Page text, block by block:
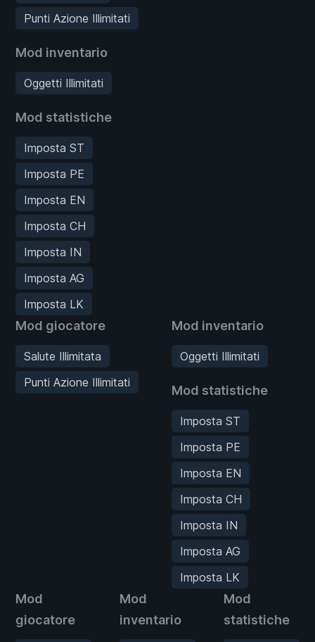
Punti Azione Illimitati
Mod inventario
Oggetti Illimitati
Mod statistiche
Imposta ST
Imposta PE
Imposta EN
Imposta CH
Imposta IN
Imposta AG
Imposta LK
Mod giocatore
Salute Illimitata
Punti Azione Illimitati
Mod inventario
Oggetti Illimitati
Mod statistiche
Imposta ST
Imposta PE
Imposta EN
Imposta CH
Imposta IN
Imposta AG
Imposta LK
Mod
giocatore
Mod
inventario
Mod
statistiche